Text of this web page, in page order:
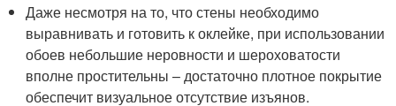
Даже несмотря на то, что стены необходимо
выравнивать и готовить к оклейке, при использовании
обоев небольшие неровности и шероховатости
вполне простительны – достаточно плотное покрытие
обеспечит визуальное отсутствие изъянов.